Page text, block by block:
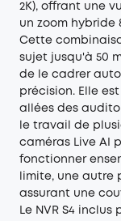
2K), offrant une
un zoom hybride
Cette
sujet jusqu'à 50
de le cadrer
précision. Elle
allées des
le travail de
caméras Live AI
fonctionner
limite, une autre
assurant une
Le NVR S4